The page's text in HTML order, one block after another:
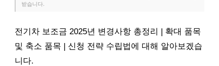
받습니다.
전기차 보조금 2025년 변경사항 총정리 | 확대 품목
및 축소 품목 | 신청 전략 수립법에 대해 알아보겠습
니다.